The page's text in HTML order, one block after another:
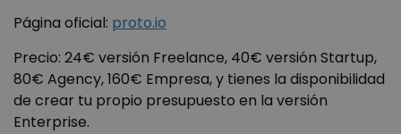
Página oficial: proto.io
Precio: 24€ versión Freelance, 40€ versión Startup,
80€ Agency, 160€ Empresa, y tienes la disponibilidad
de crear tu propio presupuesto en la versión
Enterprise.